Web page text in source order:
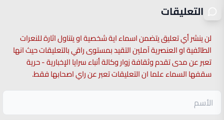
التعليقات
لن ينشر أي تعليق يتضمن اسماء اية شخصية او يتناول اثارة للنعرات
الطائفية او العنصرية آملين التقيد بمستوى راقي بالتعليقات حيث انها
تعبر عن مدى تقدم وثقافة زوار وكالة أنباء سرايا الإخبارية - حرية
سقفها السماء علما ان التعليقات تعبر عن راي اصحابها فقط.